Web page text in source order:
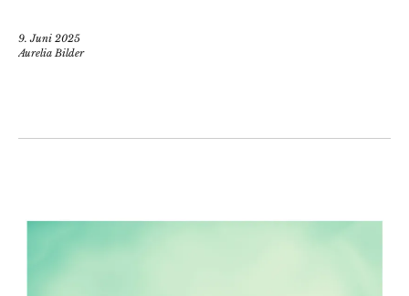
9. Juni 2025
Aurelia Bilder